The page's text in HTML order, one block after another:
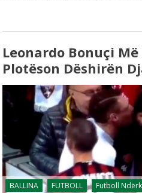
Leonardo Bonuçi Më
Plotëson Dëshirën
BALLINA FUTBOLL Futboll